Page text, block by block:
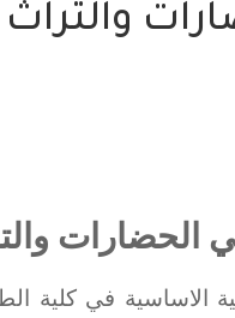
والتراث
الحضارات
الاساسية في كلية